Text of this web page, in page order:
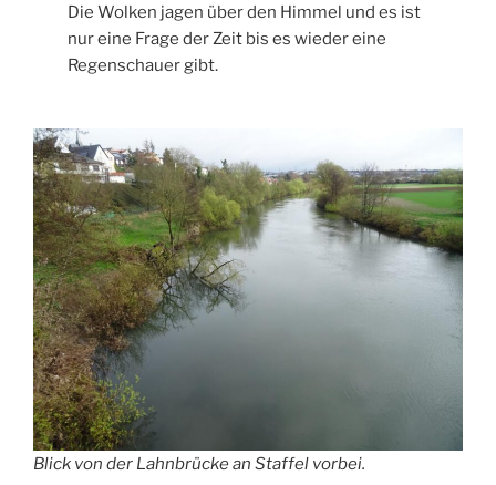
Die Wolken jagen über den Himmel und es ist
nur eine Frage der Zeit bis es wieder eine
Regenschauer gibt.
Blick von der Lahnbrücke an Staffel vorbei.